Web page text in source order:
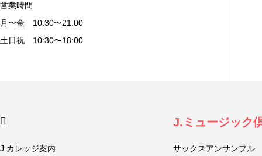
営業時間
月〜金 10:30〜21:00
土日祝 10:30〜18:00
J.カレッジ案内
J.ミュージック
サックスアンサンブル